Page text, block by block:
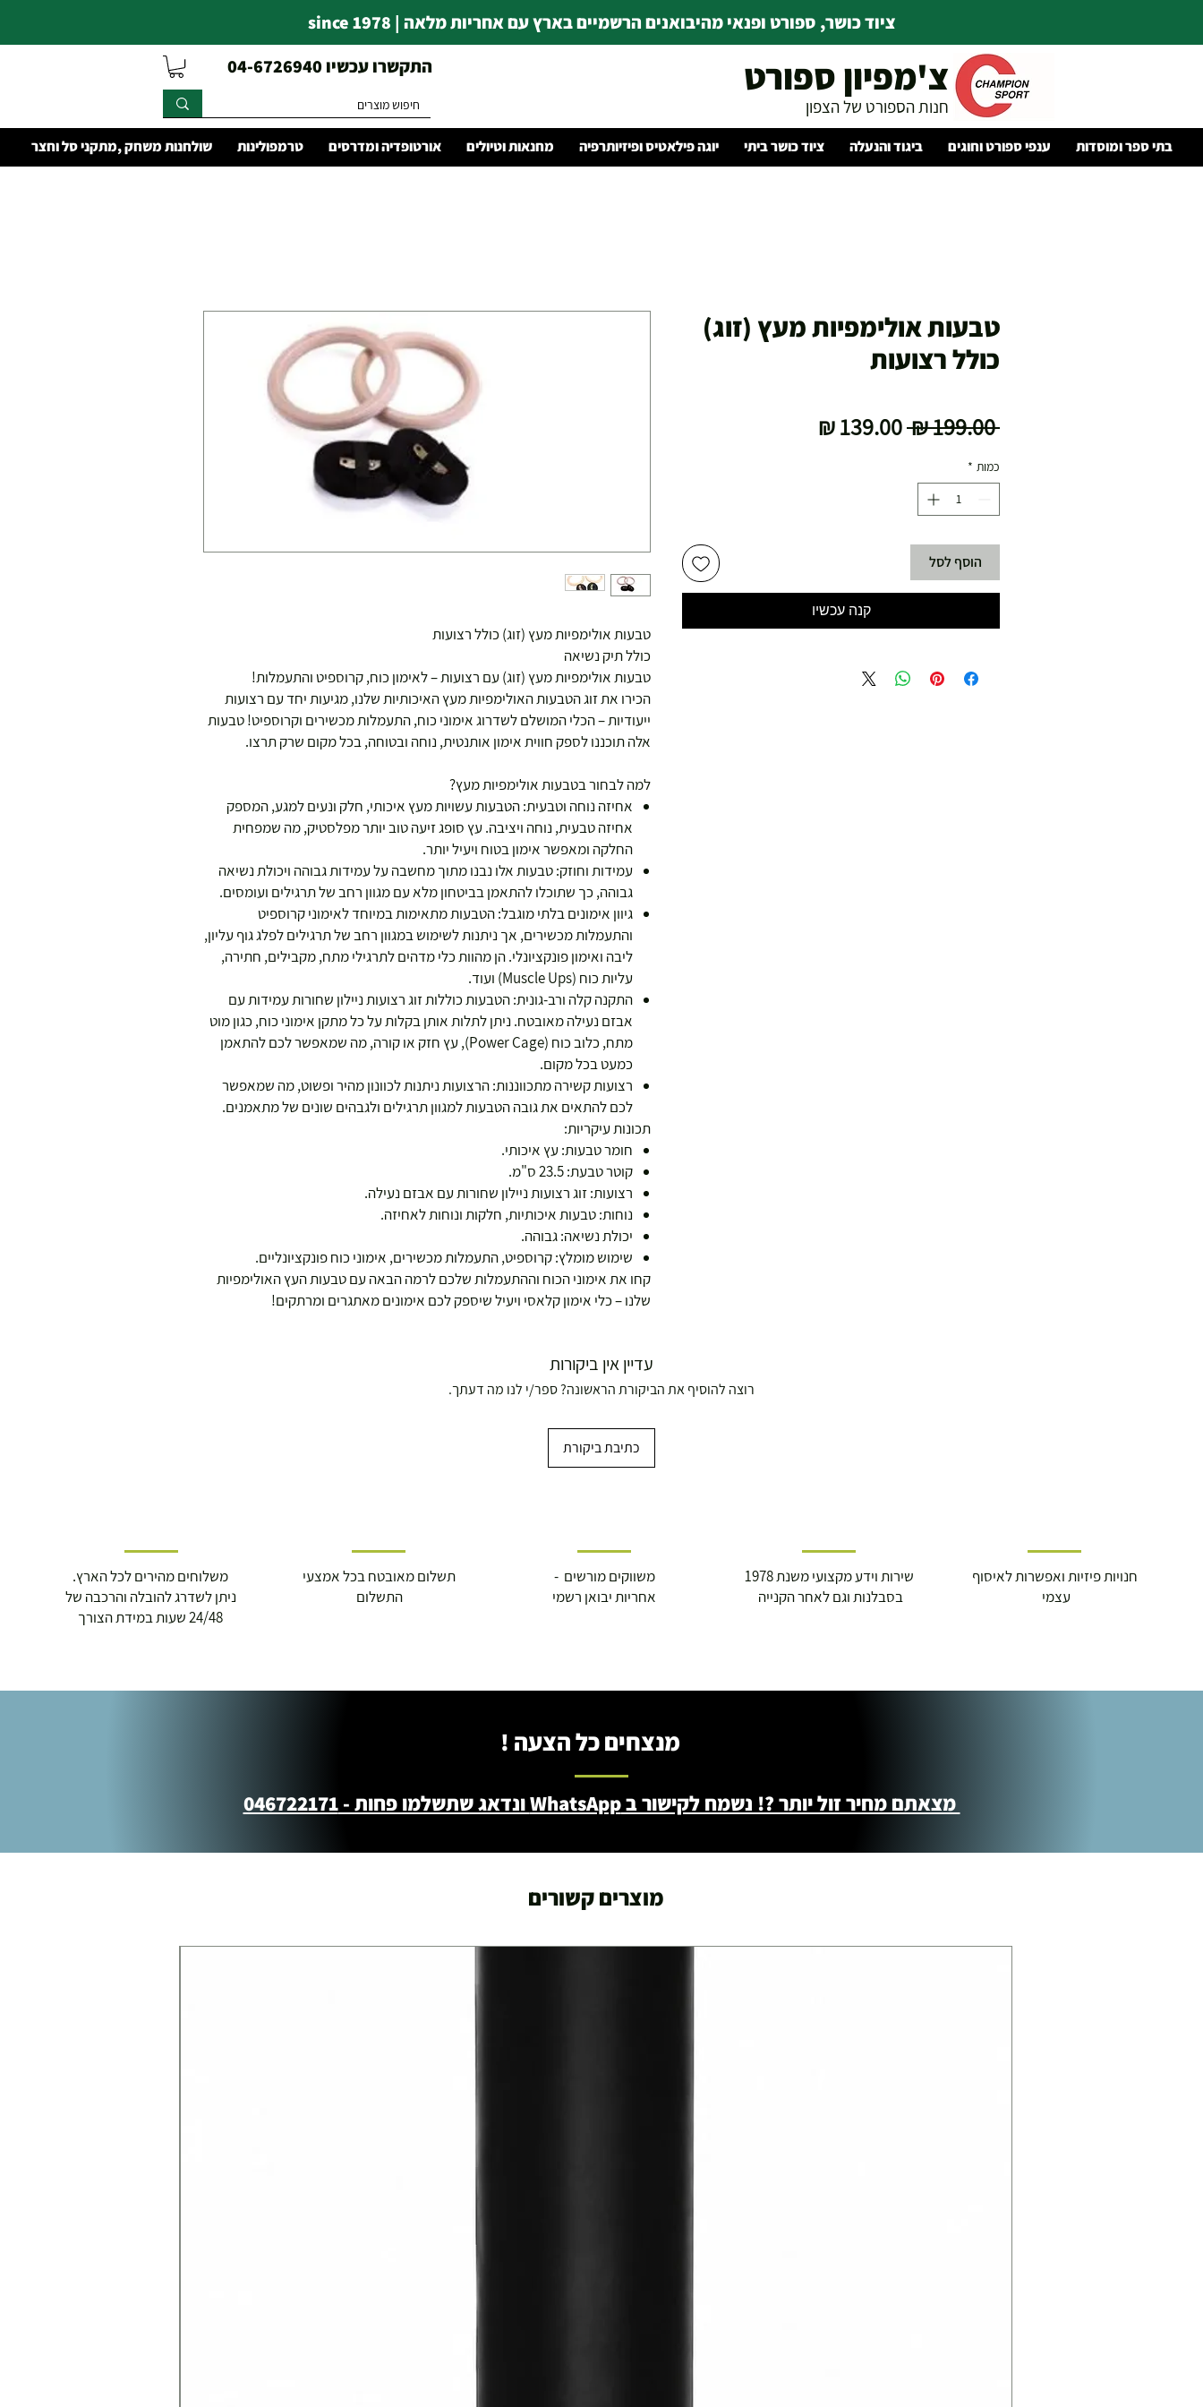
ציוד כושר, ספורט ופנאי מהיבואנים הרשמיים בארץ עם אחריות מלאה | since 1978
התקשרו עכשיו 04-6726940
צ'מפיון ספורט
חנות הספורט של הצפון
בתי ספר ומוסדות ענפי ספורט וחוגים ביגוד והנעלה ציוד כושר ביתי יוגה פילאטיס ופיזיותרפיה מחנאות וטיולים אורטופדיה ומדרסים טרמפולינות שולחנות משחק ,מתקני סל וחצר
טבעות אולימפיות מעץ (זוג) כולל רצועות
כולל תיק נשיאה
טבעות אולימפיות מעץ (זוג) עם רצועות – לאימון כוח, קרוספיט והתעמלות!
הכירו את זוג הטבעות האולימפיות מעץ האיכותיות שלנו, מגיעות יחד עם רצועות
ייעודיות – הכלי המושלם לשדרוג אימוני כוח, התעמלות מכשירים וקרוספיט! טבעות
אלה תוכננו לספק חווית אימון אותנטית, נוחה ובטוחה, בכל מקום שרק תרצו.
למה לבחור בטבעות אולימפיות מעץ?
אחיזה נוחה וטבעית: הטבעות עשויות מעץ איכותי, חלק ונעים למגע, המספק
אחיזה טבעית, נוחה ויציבה. עץ סופג זיעה טוב יותר מפלסטיק, מה שמפחית
החלקה ומאפשר אימון בטוח ויעיל יותר.
עמידות וחוזק: טבעות אלו נבנו מתוך מחשבה על עמידות גבוהה ויכולת נשיאה
גבוהה, כך שתוכלו להתאמן בביטחון מלא עם מגוון רחב של תרגילים ועומסים.
גיוון אימונים בלתי מוגבל: הטבעות מתאימות במיוחד לאימוני קרוספיט
והתעמלות מכשירים, אך ניתנות לשימוש במגוון רחב של תרגילים לפלג גוף עליון,
ליבה ואימון פונקציונלי. הן מהוות כלי מדהים לתרגילי מתח, מקבילים, חתירה,
עליות כוח (Muscle Ups) ועוד.
התקנה קלה ורב-גונית: הטבעות כוללות זוג רצועות ניילון שחורות עמידות עם
אבזם נעילה מאובטח. ניתן לתלות אותן בקלות על כל מתקן אימוני כוח, כגון מוט
מתח, כלוב כוח (Power Cage), עץ חזק או קורה, מה שמאפשר לכם להתאמן
כמעט בכל מקום.
רצועות קשירה מתכווננות: הרצועות ניתנות לכוונון מהיר ופשוט, מה שמאפשר
לכם להתאים את גובה הטבעות למגוון תרגילים ולגבהים שונים של מתאמנים.
תכונות עיקריות:
חומר טבעות: עץ איכותי.
קוטר טבעת: 23.5 ס"מ.
רצועות: זוג רצועות ניילון שחורות עם אבזם נעילה.
נוחות: טבעות איכותיות, חלקות ונוחות לאחיזה.
יכולת נשיאה: גבוהה.
שימוש מומלץ: קרוספיט, התעמלות מכשירים, אימוני כוח פונקציונליים.
קחו את אימוני הכוח וההתעמלות שלכם לרמה הבאה עם טבעות העץ האולימפיות
שלנו – כלי אימון קלאסי ויעיל שיספק לכם אימונים מאתגרים ומרתקים!
טבעות אולימפיות מעץ (זוג)
כולל רצועות
‏199.00 ‏₪
מחיר
כמות *
הוסף לסל
קנה עכשיו
עדיין אין ביקורות
רוצה להוסיף את הביקורת הראשונה? ספר/י לנו מה דעתך.
כתיבת ביקורת
משלוחים מהירים לכל הארץ.
ניתן לשדרג להובלה והרכבה של
24/48 שעות במידת הצורך
תשלום מאובטח בכל אמצעי
התשלום
משווקים מורשים -
אחריות יבואן רשמי
שירות וידע מקצועי משנת 1978
בסבלנות וגם לאחר הקנייה
חנויות פיזיות ואפשרות לאיסוף
עצמי
מנצחים כל הצעה !
מצאתם מחיר זול יותר ?! נשמח לקישור ב WhatsApp ונדאג שתשלמו פחות - 046722171
מוצרים קשורים